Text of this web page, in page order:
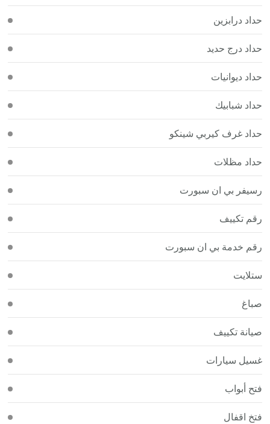
حداد درابزين
حداد درج حديد
حداد ديوانيات
حداد شبابيك
حداد غرف كيربي شينكو
حداد مظلات
رسيفر بي ان سبورت
رقم تكييف
رقم خدمة بي ان سبورت
ستلايت
صباغ
صيانة تكييف
غسيل سيارات
فتح أبواب
فتخ اقفال